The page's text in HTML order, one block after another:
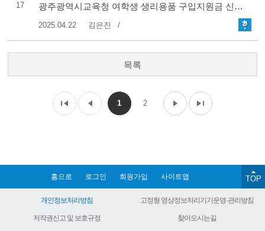
17 광주광역시교육청 여학생 생리용품 구입지원금 신청안내
2025.04.22 김은진
목록
1 2
홈으로 로그인 회원가입 사이트맵 TOP
개인정보처리방침 고정형 영상정보처리기기운영·관리방침
저작권신고 및 보호규정 찾아오시는길